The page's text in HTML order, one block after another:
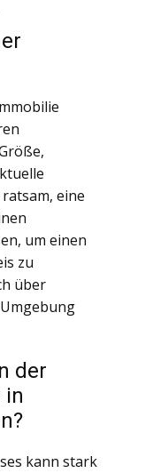
eine
um einen
zu
über
der
in
kann stark